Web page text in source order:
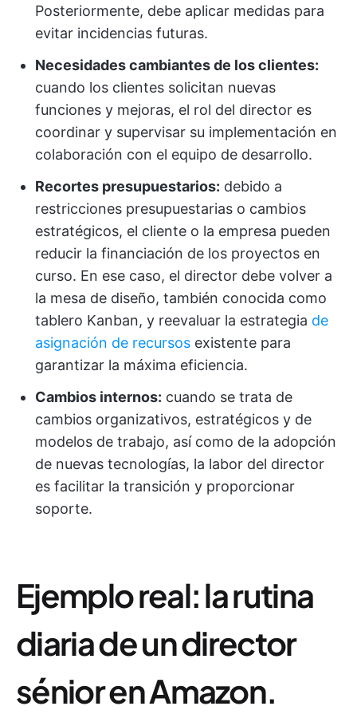
Posteriormente, debe aplicar medidas para
evitar incidencias futuras.
Necesidades cambiantes de los clientes:
cuando los clientes solicitan nuevas
funciones y mejoras, el rol del director es
coordinar y supervisar su implementación en
colaboración con el equipo de desarrollo.
Recortes presupuestarios: debido a
restricciones presupuestarias o cambios
estratégicos, el cliente o la empresa pueden
reducir la financiación de los proyectos en
curso. En ese caso, el director debe volver a
la mesa de diseño, también conocida como
tablero Kanban, y reevaluar la estrategia de
asignación de recursos existente para
garantizar la máxima eficiencia.
Cambios internos: cuando se trata de
cambios organizativos, estratégicos y de
modelos de trabajo, así como de la adopción
de nuevas tecnologías, la labor del director
es facilitar la transición y proporcionar
soporte.
Ejemplo real: la rutina
diaria de un director
sénior en Amazon.